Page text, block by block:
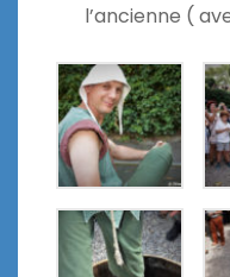
l’ancienne (